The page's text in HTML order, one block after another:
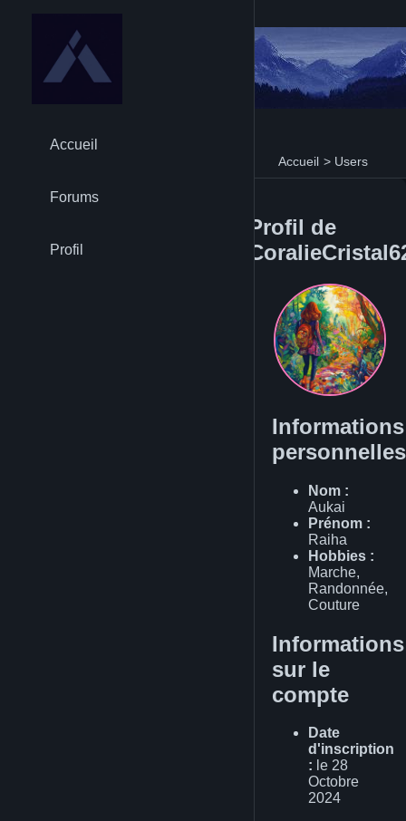
Accueil > Users
Accueil
Forums
Profil
Profil de
Informations
personnelles
Nom :
Aukai
Prénom :
Raiha
Hobbies :
Marche,
Randonnée,
Couture
Informations
sur le
compte
Date
d'inscription
: le 28
Octobre
2024